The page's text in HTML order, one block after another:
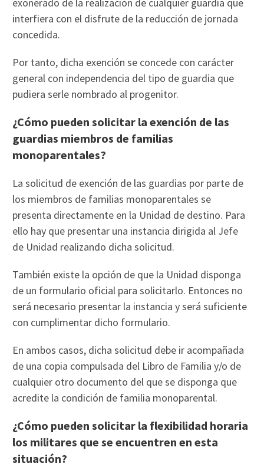
exonerado de la realización de cualquier guardia que
interfiera con el disfrute de la reducción de jornada
concedida.
Por tanto, dicha exención se concede con carácter
general con independencia del tipo de guardia que
pudiera serle nombrado al progenitor.
¿Cómo pueden solicitar la exención de las
guardias miembros de familias
monoparentales?
La solicitud de exención de las guardias por parte de
los miembros de familias monoparentales se
presenta directamente en la Unidad de destino. Para
ello hay que presentar una instancia dirigida al Jefe
de Unidad realizando dicha solicitud.
También existe la opción de que la Unidad disponga
de un formulario oficial para solicitarlo. Entonces no
será necesario presentar la instancia y será suficiente
con cumplimentar dicho formulario.
En ambos casos, dicha solicitud debe ir acompañada
de una copia compulsada del Libro de Familia y/o de
cualquier otro documento del que se disponga que
acredite la condición de familia monoparental.
¿Cómo pueden solicitar la flexibilidad horaria
los militares que se encuentren en esta
situación?